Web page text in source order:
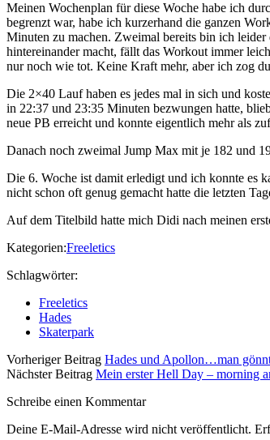
Meinen Wochenplan für diese Woche habe ich
begrenzt war, habe ich kurzerhand die ganzen
Minuten zu machen. Zweimal bereits bin ich
hintereinander macht, fällt das Workout immer
nur noch wie tot. Keine Kraft mehr, aber ich zog
Die 2×40 Lauf haben es jedes mal in sich und
in 22:37 und 23:35 Minuten bezwungen hatte,
neue PB erreicht und konnte eigentlich mehr als
Danach noch zweimal Jump Max mit je 182 und
Die 6. Woche ist damit erledigt und ich konnte es
nicht schon oft genug gemacht hatte die letzten
Auf dem Titelbild hatte mich Didi nach meinen
Kategorien:Freeletics
Schlagwörter:
Freeletics
Hades
Skaterpark
Vorheriger Beitrag Hades und Apollon…man
Nächster Beitrag Mein erster Hell Day – morning
Schreibe einen Kommentar
Deine E-Mail-Adresse wird nicht veröffentlicht.